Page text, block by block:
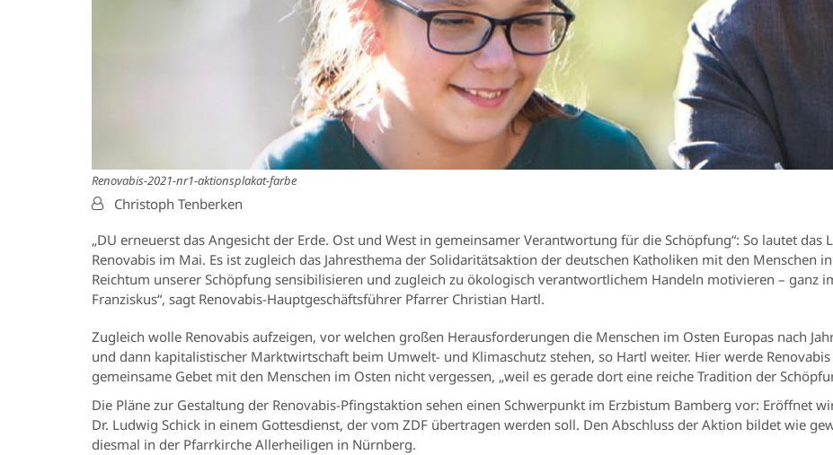
Renovabis-2021-nr1-aktionsplakat-farbe
Von:Christoph Tenberken
„DU erneuerst das Angesicht der Erde. Ost und West in gemeinsamer Verantwortung für die Schöpfung“: So lautet
Renovabis im Mai. Es ist zugleich das Jahresthema der Solidaritätsaktion der deutschen Katholiken mit den Menschen
Reichtum unserer Schöpfung sensibilisieren und zugleich zu ökologisch verantwortlichem Handeln motivieren – ganz
Franziskus“, sagt Renovabis-Hauptgeschäftsführer Pfarrer Christian Hartl.
Zugleich wolle Renovabis aufzeigen, vor welchen großen Herausforderungen die Menschen im Osten Europas nach
und dann kapitalistischer Marktwirtschaft beim Umwelt- und Klimaschutz stehen, so Hartl weiter. Hier werde
gemeinsame Gebet mit den Menschen im Osten nicht vergessen, „weil es gerade dort eine reiche Tradition der
Die Pläne zur Gestaltung der Renovabis-Pfingstaktion sehen einen Schwerpunkt im Erzbistum Bamberg vor: Eröffnet
Dr. Ludwig Schick in einem Gottesdienst, der vom ZDF übertragen werden soll. Den Abschluss der Aktion bildet wie
diesmal in der Pfarrkirche Allerheiligen in Nürnberg.